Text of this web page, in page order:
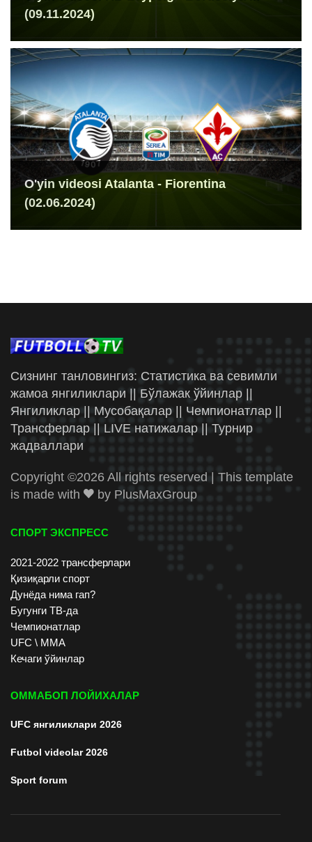
(09.11.2024)
O'yin videosi Atalanta - Fiorentina
(02.06.2024)
Сизнинг танловингиз: Статистика ва севимли
жамоа янгиликлари || Бўлажак ўйинлар ||
Янгиликлар || Мусобақалар || Чемпионатлар ||
Трансферлар || LIVE натижалар || Турнир
жадваллари
Copyright ©2026 All rights reserved | This template
is made with
by PlusMaxGroup
СПОРТ ЭКСПРЕСС
2021-2022 трансферлари
Қизиқарли спорт
Дунёда нима гап?
Бугунги ТВ-да
Чемпионатлар
UFC \ ММА
Кечаги ўйинлар
ОММАБОП ЛОЙИХАЛАР
UFC янгиликлари 2026
Futbol videolar 2026
Sport forum